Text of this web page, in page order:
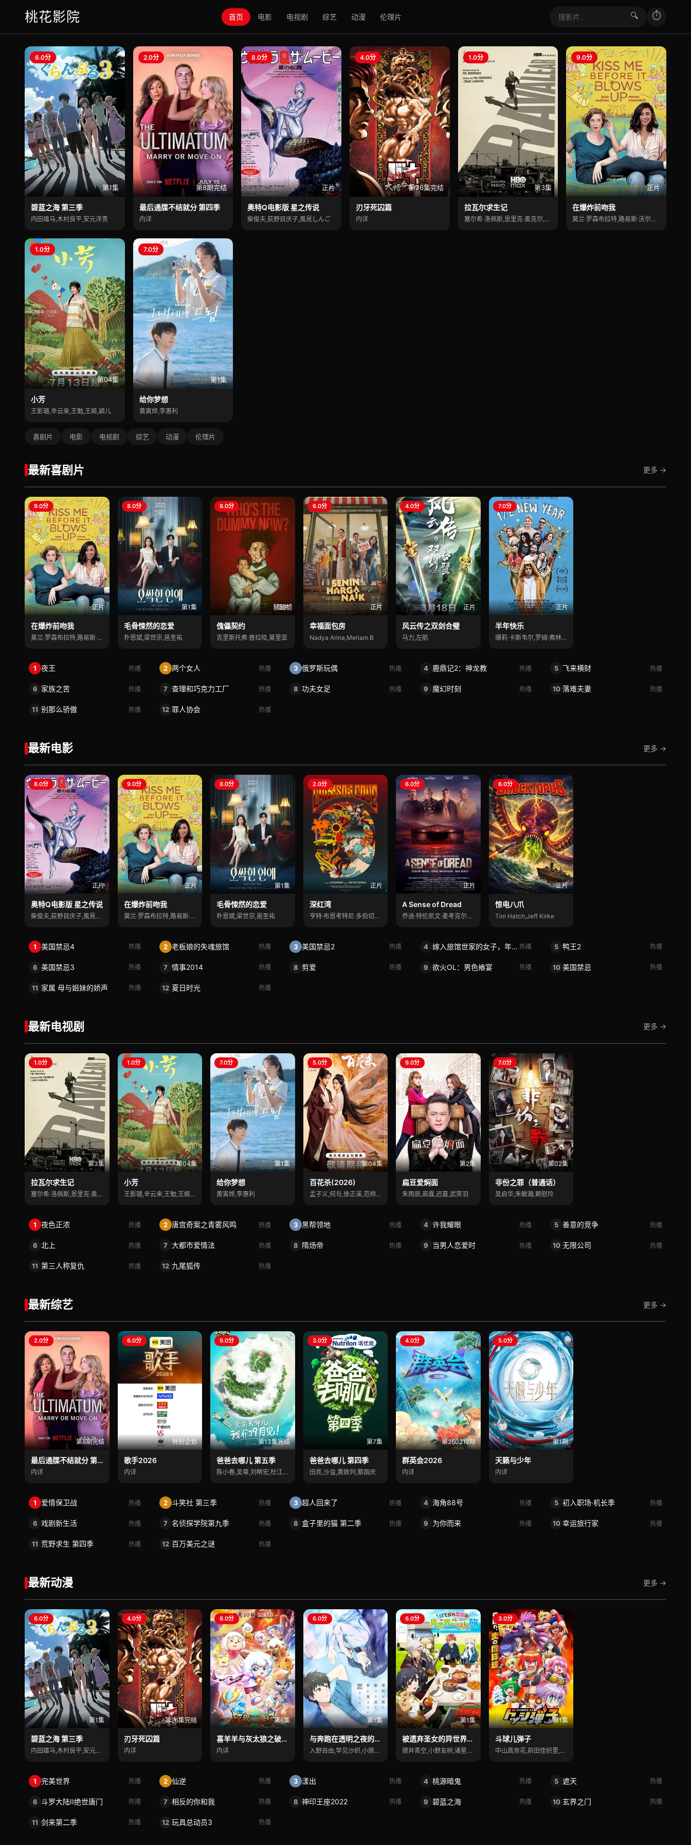
桃花影院 首页 电影 电视剧 综艺 动漫 伦理片 🔍 ⏱
6.0分
第1集
碧蓝之海 第三季
内田雄马,木村良平,安元洋贵
2.0分
第8期完结
最后通牒不结就分 第四季
内详
8.0分
正片
奥特Q电影版 星之传说
柴俊夫,荻野目庆子,風見しんご
4.0分
第26集完结
刃牙死囚篇
内详
1.0分
第3集
拉瓦尔求生记
塞尔希·洛佩斯,恩里克·奥克尔,弗兰塞斯克·奥雷利亚
9.0分
正片
在爆炸前吻我
莫兰·罗森布拉特,路易斯·沃尔夫勒姆,里夫卡·迈克尔利
1.0分
第04集
小芳
王影璐,辛云来,王勉,王姬,颖儿
7.0分
第1集
给你梦想
黄寅烨,李惠利
喜剧片 电影 电视剧 综艺 动漫 伦理片
最新喜剧片 更多 →
9.0分
正片
在爆炸前吻我
莫兰·罗森布拉特,路易斯·沃尔夫勒姆,里
8.0分
第1集
毛骨悚然的恋爱
朴恩斌,梁世宗,邕圣祐
8.0分
正片
傀儡契约
克里斯托弗·普拉哈,莫里亚
6.0分
正片
幸福面包房
Nadya Arina,Meriam B
4.0分
正片
风云传之双剑合璧
马力,左航
7.0分
正片
半年快乐
珊莉·卡斯韦尔,罗姆·弗林,亚历克西·科
1 夜王 热播 2 两个女人 热播 3 俄罗斯玩偶 热播 4 鹿鼎记2：神龙教 热播 5 飞来横财 热播
6 家族之苦 热播 7 查理和巧克力工厂 热播 8 功夫女足 热播 9 魔幻时刻 热播 10 落难夫妻 热播
11 别那么骄傲 热播 12 罪人协会 热播
最新电影 更多 →
8.0分
正片
奥特Q电影版 星之传说
柴俊夫,荻野目庆子,風見しんご
9.0分
正片
在爆炸前吻我
莫兰·罗森布拉特,路易斯·沃尔夫勒姆,里
8.0分
第1集
毛骨悚然的恋爱
朴恩斌,梁世宗,邕圣祐
2.0分
正片
深红湾
亨特·布恩考特尼·多伯切尔西·吉尔森
6.0分
正片
A Sense of Dread
乔迪·特伦凯文·麦考克尔虹膜
6.0分
正片
惊电八爪
Tim Hatch,Jeff Kirke
1 美国禁忌4 热播 2 老板娘的失魂旅馆 热播 3 美国禁忌2 热播 4 嫁入旅馆世家的女子，年轻女掌柜的余香 热播 5 鸭王2 热播
6 美国禁忌3 热播 7 情事2014 热播 8 剪爱 热播 9 欲火OL：男色飨宴 热播 10 美国禁忌 热播
11 家属 母与姐妹的娇声 热播 12 夏日时光 热播
最新电视剧 更多 →
1.0分
第3集
拉瓦尔求生记
塞尔希·洛佩斯,恩里克·奥克尔,弗兰塞斯
1.0分
第04集
小芳
王影璐,辛云来,王勉,王姬,颖儿
7.0分
第1集
给你梦想
黄寅烨,李惠利
5.0分
第04集
百花杀(2026)
孟子义,何与,徐正溪,范帅琦
9.0分
第2集
扁豆爱焖面
朱雨辰,高露,迟嘉,武笑羽
7.0分
第02集
非份之罪（普通话）
吴启华,朱敏瀚,赖慰玲
1 夜色正浓 热播 2 唐宫奇案之青雾风鸣 热播 3 黑帮领地 热播 4 许我耀眼 热播 5 善意的竞争 热播
6 北上 热播 7 大都市爱情法 热播 8 隋炀帝 热播 9 当男人恋爱时 热播 10 无限公司 热播
11 第三人称复仇 热播 12 九尾狐传 热播
最新综艺 更多 →
2.0分
第8期完结
最后通牒不结就分 第四季
内详
6.0分
特别企划
歌手2026
内详
9.0分
第13集完结
爸爸去哪儿 第五季
陈小春,吴尊,刘畊宏,杜江,邓伦
3.0分
第7集
爸爸去哪儿 第四季
田亮,沙溢,黄致列,蔡国庆
4.0分
第260212期
群英会2026
内详
5.0分
第1期
天籁与少年
内详
1 爱情保卫战 热播 2 斗笑社 第三季 热播 3 超人回来了 热播 4 海角88号 热播 5 初入职场·机长季 热播
6 戏剧新生活 热播 7 名侦探学院第九季 热播 8 盒子里的猫 第二季 热播 9 为你而来 热播 10 幸运旅行家 热播
11 荒野求生 第四季 热播 12 百万美元之谜 热播
最新动漫 更多 →
6.0分
第1集
碧蓝之海 第三季
内田雄马,木村良平,安元洋贵
4.0分
第26集完结
刃牙死囚篇
内详
8.0分
第6集
喜羊羊与灰太狼之破界山海诀
内详
6.0分
第1集
与奔跑在透明之夜的你，谈一场看不见的恋爱
入野自由,早见沙织,小原好美,阿座上洋平
6.0分
第1集
被遗弃圣女的异世界美食之旅 用隐藏技能召唤了露营车
德井青空,小野友树,诸星堇,立花慎之介
3.0分
第1集
斗球儿弹子
中山真奈花,前田佳织里,关根明良
1 完美世界 热播 2 仙逆 热播 3 漾出 热播 4 桃源暗鬼 热播 5 遮天 热播
6 斗罗大陆II绝世唐门 热播 7 相反的你和我 热播 8 神印王座2022 热播 9 碧蓝之海 热播 10 玄界之门 热播
11 剑来第二季 热播 12 玩具总动员3 热播